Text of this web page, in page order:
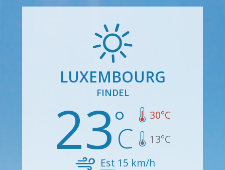
LUXEMBOURG
FINDEL
23 30°C
13°C
Est 15 km/h